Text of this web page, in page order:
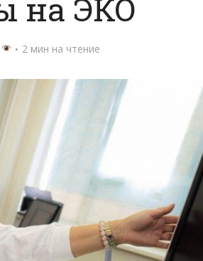
на ЭКО
2 мин на чтение